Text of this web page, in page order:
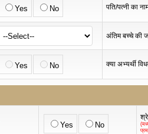
Yes No पति/पत्नी का
अंतिम बच्चे की
Yes No क्या अभ्यर्थी
Yes No